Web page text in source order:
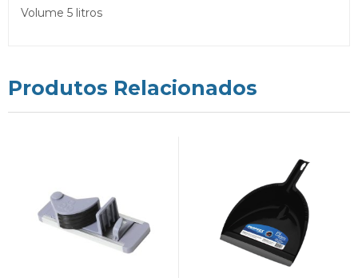
Volume 5 litros
Produtos Relacionados